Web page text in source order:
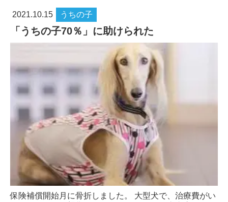
2021.10.15 うちの子
「うちの子70％」に助けられた
保険補償開始月に骨折しました。 大型犬で、治療費がい